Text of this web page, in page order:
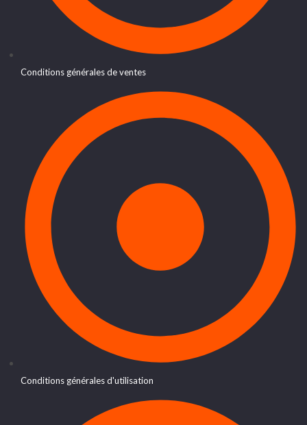
Conditions générales de ventes
Conditions générales d'utilisation